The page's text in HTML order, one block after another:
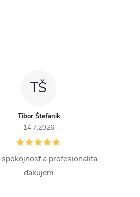
TŠ
Tibor Štefánik
14.7.2026
spokojnosť a profesionalita
ďakujem